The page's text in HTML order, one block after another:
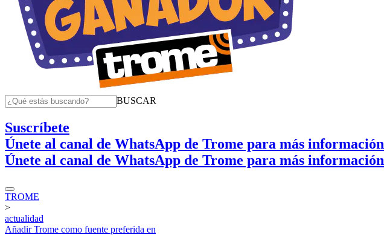
BUSCAR
Suscríbete
Únete al canal de WhatsApp de Trome para más información
Únete al canal de WhatsApp de Trome para más información
TROME
>
actualidad
AñadirTrome como fuente preferida en